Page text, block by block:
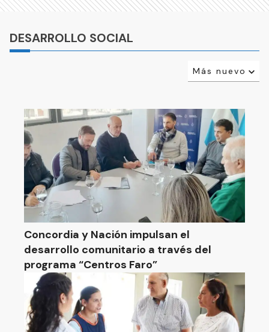
DESARROLLO SOCIAL
Más nuevo
Concordia y Nación impulsan el
desarrollo comunitario a través del
programa “Centros Faro”